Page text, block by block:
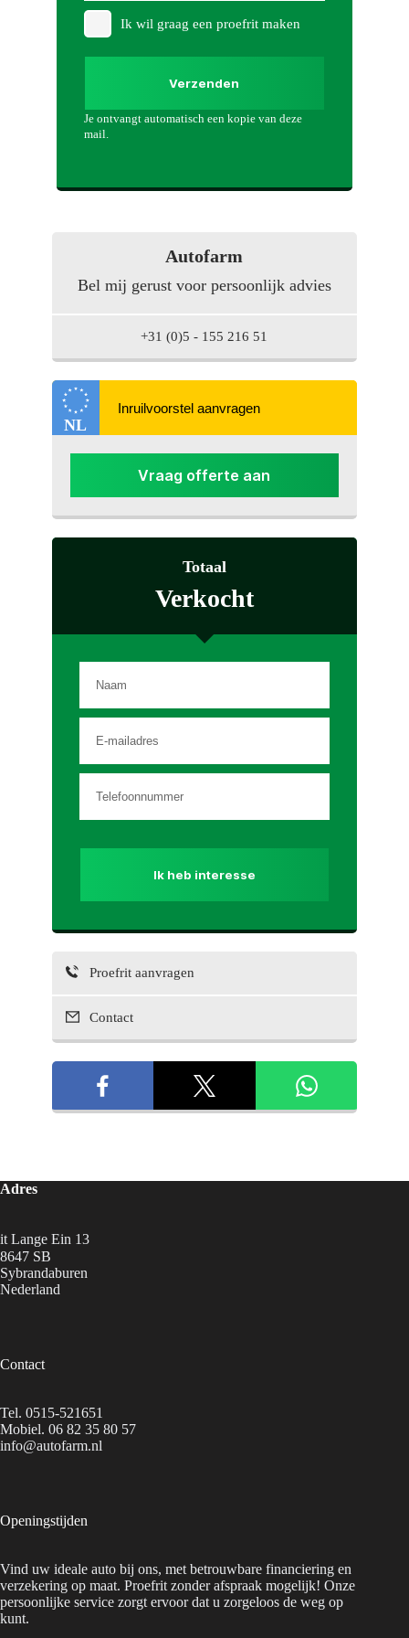
Regensensor
Systeem (ABS)
Startblokkering
Systeem
Airbag bestuurder Cruise control
Toon meer
Ik wil graag een proefrit maken
Verzenden
Je ontvangt automatisch een kopie van deze
mail.
Autofarm
Bel mij gerust voor persoonlijk advies
+31 (0)5 - 155 216 51
NL
Vraag offerte aan
Totaal
Verkocht
Ik heb interesse
Proefrit aanvragen
Contact
Adres
it Lange Ein 13
8647 SB
Sybrandaburen
Nederland
Contact
Tel. 0515-521651
Mobiel. 06 82 35 80 57
info@autofarm.nl
Openingstijden
Vind uw ideale auto bij ons, met betrouwbare financiering en
verzekering op maat. Proefrit zonder afspraak mogelijk! Onze
persoonlijke service zorgt ervoor dat u zorgeloos de weg op
kunt.